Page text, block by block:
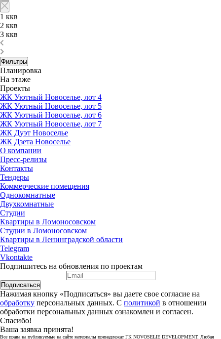
1 ккв
2 ккв
3 ккв
Фильтры
Планировка
На этаже
Проекты
ЖК Уютный Новоселье, лот 4
ЖК Уютный Новоселье, лот 5
ЖК Уютный Новоселье, лот 6
ЖК Уютный Новоселье, лот 7
ЖК Дуэт Новоселье
ЖК Дзета Новоселье
О компании
Пресс-релизы
Контакты
Тендеры
Коммерческие помещения
Однокомнатные
Двухкомнатные
Студии
Квартиры в Ломоносовском
Студии в Ломоносовском
Квартиры в Ленинградской области
Telegram
Vkontakte
Подпишитесь на обновления по проектам
Подписаться
Нажимая кнопку «Подписаться» вы даете свое согласие на
обработку персональных данных. С политикой в отношении
обработки персональных данных ознакомлен и согласен.
Спасибо!
Ваша заявка принята!
Все права на публикуемые на сайте материалы принадлежат ГК NOVOSELIE DEVELOPMENT. Любая